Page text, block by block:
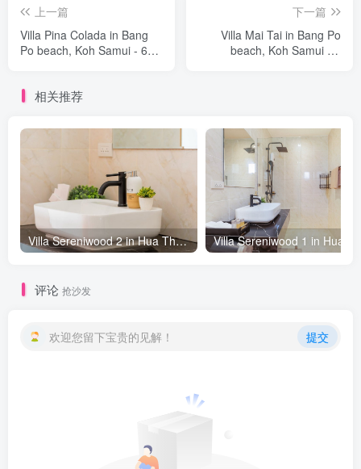
上一篇
Villa Pina Colada in Bang
Po beach, Koh Samui - 6
下一篇
Villa Mai Tai in Bang Po
beach, Koh Samui - 2
相关推荐
Villa Sereniwood 2 in Hua Thanon beach, Koh Samui - 3 bedrooms
评论 抢沙发
欢迎您留下宝贵的见解！ 提交